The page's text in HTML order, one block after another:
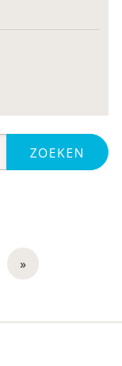
ZOEKEN
»